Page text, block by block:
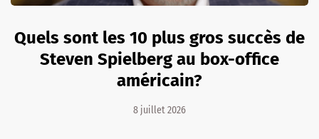
Quels sont les 10 plus gros succès de
Steven Spielberg au box-office
américain?
8 juillet 2026